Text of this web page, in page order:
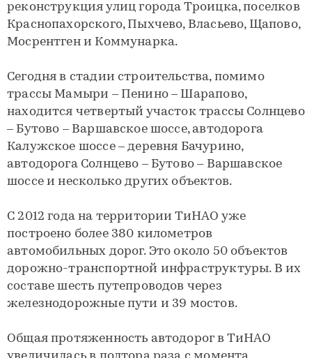
реконструкция улиц города Троицка, поселков
Краснопахорского, Пыхчево, Власьево, Щапово,
Мосрентген и Коммунарка.
Сегодня в стадии строительства, помимо
трассы Мамыри – Пенино – Шарапово,
находится четвертый участок трассы Солнцево
– Бутово – Варшавское шоссе, автодорога
Калужское шоссе – деревня Бачурино,
автодорога Солнцево – Бутово – Варшавское
шоссе и несколько других объектов.
С 2012 года на территории ТиНАО уже
построено более 380 километров
автомобильных дорог. Это около 50 объектов
дорожно-транспортной инфраструктуры. В их
составе шесть путепроводов через
железнодорожные пути и 39 мостов.
Общая протяженность автодорог в ТиНАО